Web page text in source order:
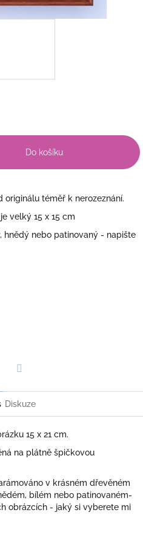
Do košíku
téměř k nerozeznání.
velký 15 x 15 cm
hnědý nebo patinovaný - napište
Diskuze
15 x 21 cm.
na plátně špičkovou
v krásném dřevěném
bílém nebo patinovaném-
obrázcích - jaký si vyberete mi